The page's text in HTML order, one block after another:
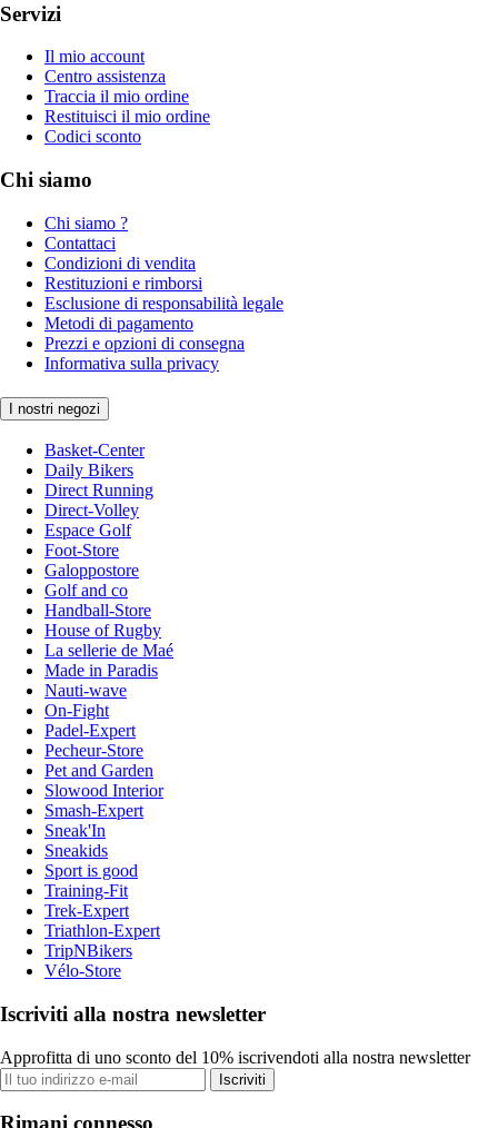
Servizi
Il mio account
Centro assistenza
Traccia il mio ordine
Restituisci il mio ordine
Codici sconto
Chi siamo
Chi siamo ?
Contattaci
Condizioni di vendita
Restituzioni e rimborsi
Esclusione di responsabilità legale
Metodi di pagamento
Prezzi e opzioni di consegna
Informativa sulla privacy
I nostri negozi
Basket-Center
Daily Bikers
Direct Running
Direct-Volley
Espace Golf
Foot-Store
Galoppostore
Golf and co
Handball-Store
House of Rugby
La sellerie de Maé
Made in Paradis
Nauti-wave
On-Fight
Padel-Expert
Pecheur-Store
Pet and Garden
Slowood Interior
Smash-Expert
Sneak'In
Sneakids
Sport is good
Training-Fit
Trek-Expert
Triathlon-Expert
TripNBikers
Vélo-Store
Iscriviti alla nostra newsletter
Approfitta di uno sconto del 10% iscrivendoti alla nostra newsletter
Iscriviti